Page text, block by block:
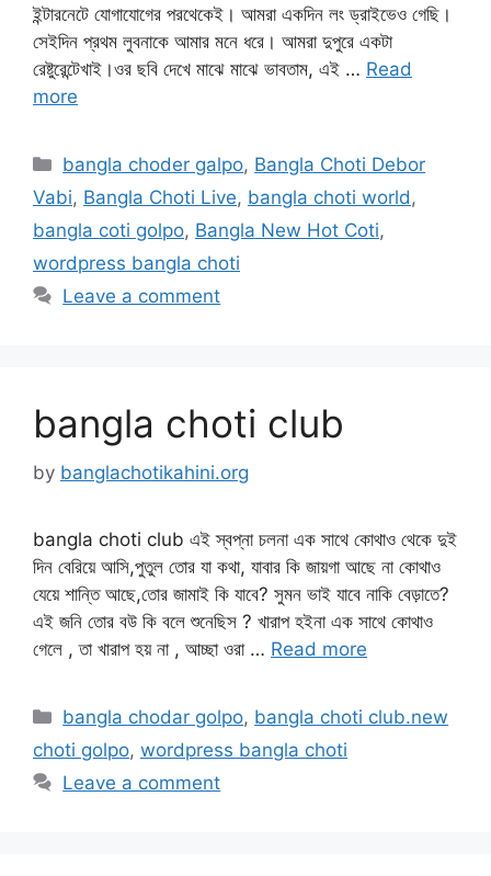
ইন্টারনেটে যোগাযোগের পরথেকেই। আমরা একদিন লং ড্রাইভেও গেছি।
সেইদিন প্রথম লুবনাকে আমার মনে ধরে। আমরা দুপুরে একটা
রেষ্টুরেন্টেখাই।ওর ছবি দেখে মাঝে মাঝে ভাবতাম, এই … Read
more
Categories
bangla choder galpo, Bangla Choti Debor
Vabi, Bangla Choti Live, bangla choti world,
bangla coti golpo, Bangla New Hot Coti,
wordpress bangla choti
Leave a comment
bangla choti club
by banglachotikahini.org
bangla choti club এই স্বপ্না চলনা এক সাথে কোথাও থেকে দুই
দিন বেরিয়ে আসি,পুতুল তোর যা কথা, যাবার কি জায়গা আছে না কোথাও
যেয়ে শান্তি আছে,তোর জামাই কি যাবে? সুমন ভাই যাবে নাকি বেড়াতে?
এই জনি তোর বউ কি বলে শুনেছিস ? খারাপ হইনা এক সাথে কোথাও
গেলে , তা খারাপ হয় না , আচ্ছা ওরা … Read more
Categories
bangla chodar golpo, bangla choti club.new
choti golpo, wordpress bangla choti
Leave a comment